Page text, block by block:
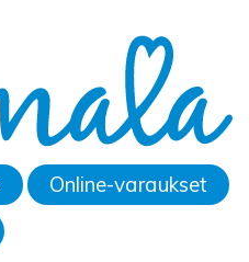
Online-varaukset